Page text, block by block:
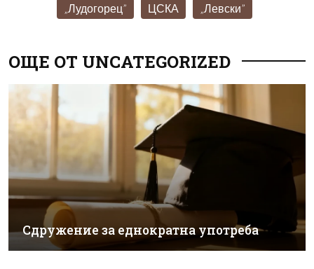
„Лудогорец” ЦСКА „Левски”
ОЩЕ ОТ UNCATEGORIZED
Сдружение за еднократна употреба